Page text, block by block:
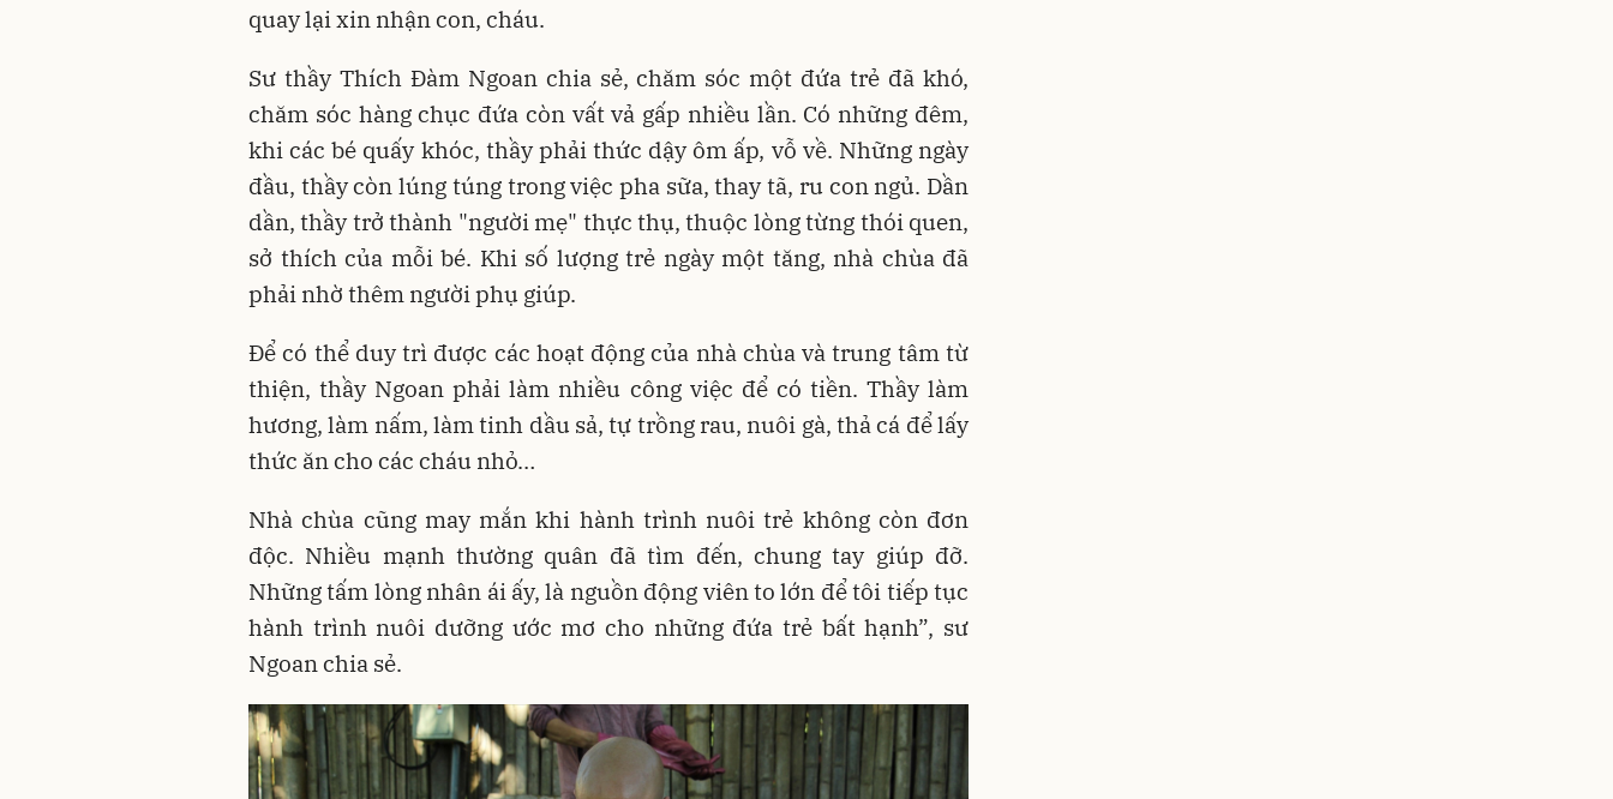
quay lại xin nhận con, cháu.
Sư thầy Thích Đàm Ngoan chia sẻ, chăm sóc một đứa trẻ đã khó,
chăm sóc hàng chục đứa còn vất vả gấp nhiều lần. Có những đêm,
khi các bé quấy khóc, thầy phải thức dậy ôm ấp, vỗ về. Những ngày
đầu, thầy còn lúng túng trong việc pha sữa, thay tã, ru con ngủ. Dần
dần, thầy trở thành "người mẹ" thực thụ, thuộc lòng từng thói quen,
sở thích của mỗi bé. Khi số lượng trẻ ngày một tăng, nhà chùa đã
phải nhờ thêm người phụ giúp.
Để có thể duy trì được các hoạt động của nhà chùa và trung tâm từ
thiện, thầy Ngoan phải làm nhiều công việc để có tiền. Thầy làm
hương, làm nấm, làm tinh dầu sả, tự trồng rau, nuôi gà, thả cá để lấy
thức ăn cho các cháu nhỏ…
Nhà chùa cũng may mắn khi hành trình nuôi trẻ không còn đơn
độc. Nhiều mạnh thường quân đã tìm đến, chung tay giúp đỡ.
Những tấm lòng nhân ái ấy, là nguồn động viên to lớn để tôi tiếp tục
hành trình nuôi dưỡng ước mơ cho những đứa trẻ bất hạnh”, sư
Ngoan chia sẻ.